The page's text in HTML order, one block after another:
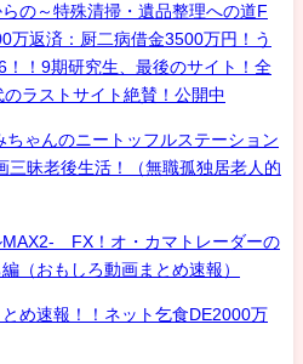
の～特殊清掃・遺品整理への道F
万返済：厨二病借金3500万円！う
！9期研究生、最後のサイト！全
ラストサイト絶賛！公開中
ゃんのニートッフルステーション
三昧老後生活！（無職孤独居老人的
MAX2- FX！オ・カマトレーダーの
（おもしろ動画まとめ速報）
め速報！！ネット乞食DE2000万